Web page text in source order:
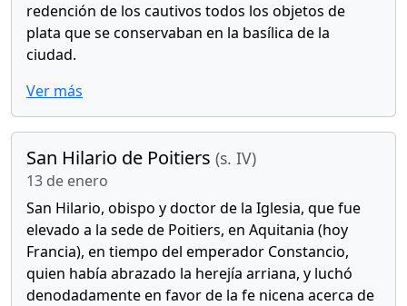
redención de los cautivos todos los objetos de
plata que se conservaban en la basílica de la
ciudad.
Ver más
San Hilario de Poitiers (s. IV)
13 de enero
San Hilario, obispo y doctor de la Iglesia, que fue
elevado a la sede de Poitiers, en Aquitania (hoy
Francia), en tiempo del emperador Constancio,
quien había abrazado la herejía arriana, y luchó
denodadamente en favor de la fe nicena acerca de